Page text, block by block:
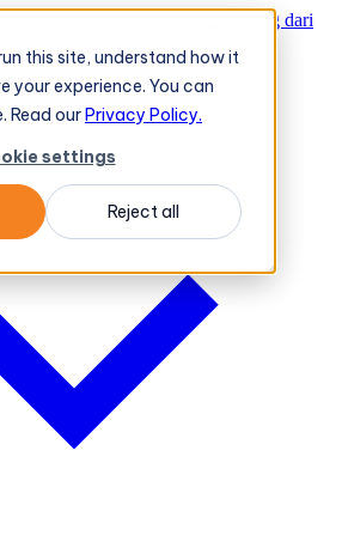
this site, understand how it
your experience. You can
Read ourPrivacy Policy.
settings
Reject all
Menerima Pesanan Langsung dari